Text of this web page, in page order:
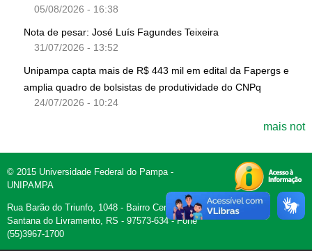
05/08/2026 - 16:38
Nota de pesar: José Luís Fagundes Teixeira
31/07/2026 - 13:52
Unipampa capta mais de R$ 443 mil em edital da Fapergs e
amplia quadro de bolsistas de produtividade do CNPq
24/07/2026 - 10:24
mais not
© 2015 Universidade Federal do Pampa -
UNIPAMPA
Rua Barão do Triunfo, 1048 - Bairro Centro -
Santana do Livramento, RS - 97573-634 - Fone
(55)3967-1700